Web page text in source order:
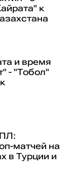
к
и время
- "Тобол"
матчей на
в Турции и